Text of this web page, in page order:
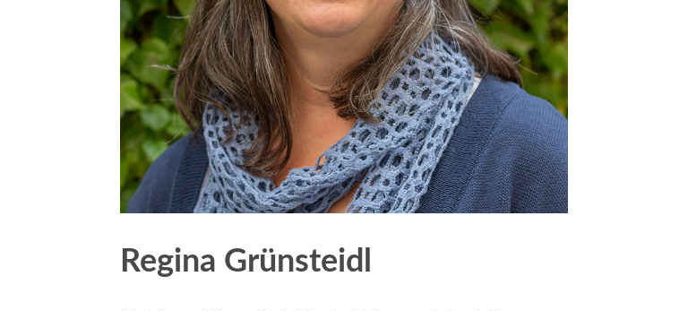
Regina Grünsteidl